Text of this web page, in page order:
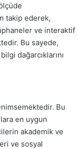
takip ederek,
ve interaktif
Bu sayede,
dağarcıklarını
Bu
en uygun
akademik ve
ve sosyal